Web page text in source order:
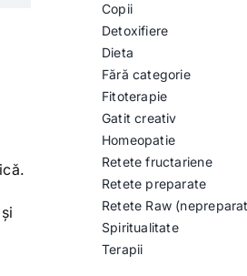
Copii
Detoxifiere
Dieta
Fără categorie
Fitoterapie
Gatit creativ
Homeopatie
Retete fructariene
Retete preparate
Retete Raw
Spiritualitate
Terapii